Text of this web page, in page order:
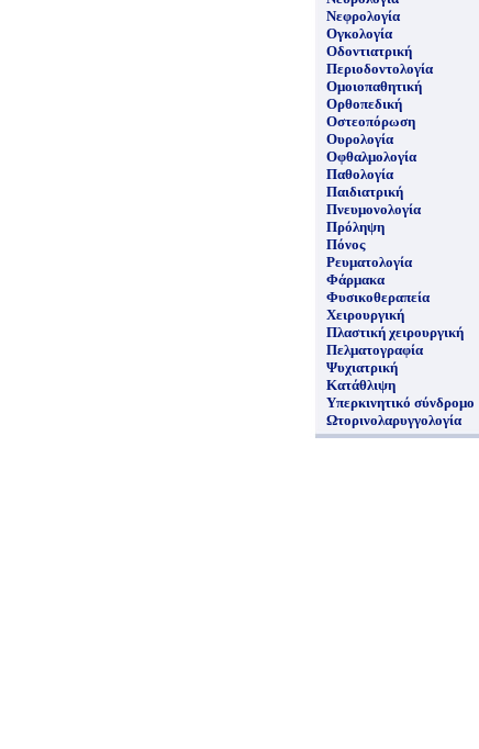
Νεφρολογία
Ογκολογία
Οδοντιατρική
Περιοδοντολογία
Ομοιοπαθητική
Ορθοπεδική
Οστεοπόρωση
Ουρολογία
Οφθαλμολογία
Παθολογία
Παιδιατρική
Πνευμονολογία
Πρόληψη
Πόνος
Ρευματολογία
Φάρμακα
Φυσικοθεραπεία
Χειρουργική
Πλαστική χειρουργική
Πελματογραφία
Ψυχιατρική
Κατάθλιψη
Υπερκινητικό σύνδρομο
Ωτορινολαρυγγολογία